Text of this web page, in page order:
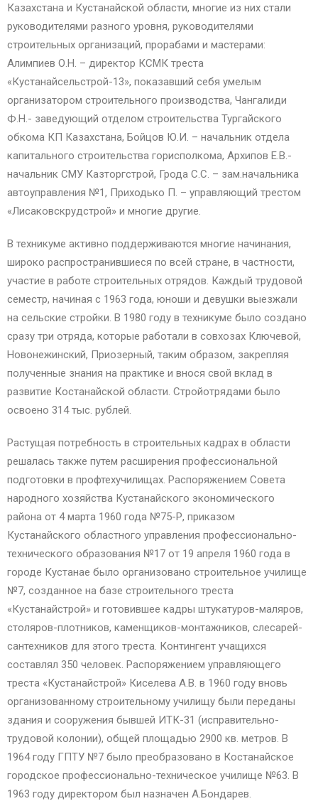
Казахстана и Кустанайской области, многие из них стали
руководителями разного уровня, руководителями
строительных организаций, прорабами и мастерами:
Алимпиев О.Н. – директор КСМК треста
«Кустанайсельстрой-13», показавший себя умелым
организатором строительного производства, Чангалиди
Ф.Н.- заведующий отделом строительства Тургайского
обкома КП Казахстана, Бойцов Ю.И. – начальник отдела
капитального строительства горисполкома, Архипов Е.В.-
начальник СМУ Казторгстрой, Грода С.С. – зам.начальника
автоуправления №1, Приходько П. – управляющий трестом
«Лисаковскрудстрой» и многие другие.
В техникуме активно поддерживаются многие начинания,
широко распространившиеся по всей стране, в частности,
участие в работе строительных отрядов. Каждый трудовой
семестр, начиная с 1963 года, юноши и девушки выезжали
на сельские стройки. В 1980 году в техникуме было создано
сразу три отряда, которые работали в совхозах Ключевой,
Новонежинский, Приозерный, таким образом, закрепляя
полученные знания на практике и внося свой вклад в
развитие Костанайской области. Стройотрядами было
освоено 314 тыс. рублей.
Растущая потребность в строительных кадрах в области
решалась также путем расширения профессиональной
подготовки в профтехучилищах. Распоряжением Совета
народного хозяйства Кустанайского экономического
района от 4 марта 1960 года №75-Р, приказом
Кустанайского областного управления профессионально-
технического образования №17 от 19 апреля 1960 года в
городе Кустанае было организовано строительное училище
№7, созданное на базе строительного треста
«Кустанайстрой» и готовившее кадры штукатуров-маляров,
столяров-плотников, каменщиков-монтажников, слесарей-
сантехников для этого треста. Контингент учащихся
составлял 350 человек. Распоряжением управляющего
треста «Кустанайстрой» Киселева А.В. в 1960 году вновь
организованному строительному училищу были переданы
здания и сооружения бывшей ИТК-31 (исправительно-
трудовой колонии), общей площадью 2900 кв. метров. В
1964 году ГПТУ №7 было преобразовано в Костанайское
городское профессионально-техническое училище №63. В
1963 году директором был назначен А.Бондарев.